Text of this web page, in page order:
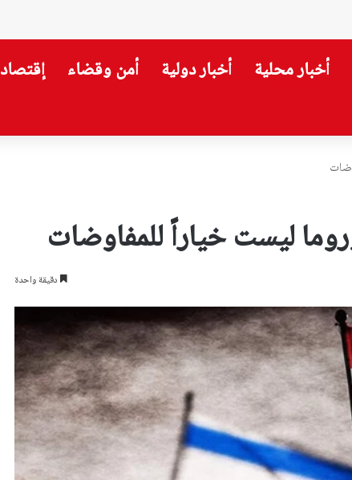
أخبار محلية أخبار دولية أمن وقضاء إقتصاد
“الأشغال”؟
ليست خياراً للمفاوضات
دقيقة واحدة